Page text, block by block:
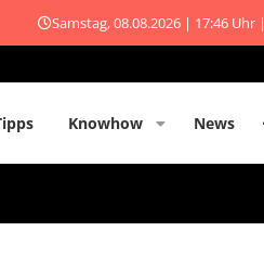
Samstag, 08.08.2026 | 17:46 Uhr |
Knowhow News